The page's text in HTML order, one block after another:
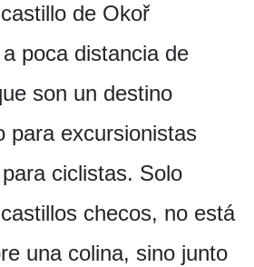
de Okoř
poca distancia de
son un destino
para excursionistas
ciclistas. Solo
checos, no está
una colina, sino junto